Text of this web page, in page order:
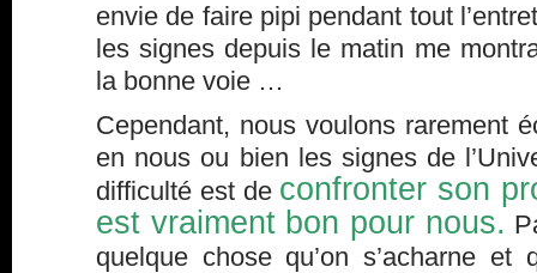
envie de faire pipi pendant tout
les signes depuis le matin me
la bonne voie …
Cependant, nous voulons rarement
en nous ou bien les signes de
difficulté est de confronter son
est vraiment bon pour nous.
quelque chose qu’on s’acharne et